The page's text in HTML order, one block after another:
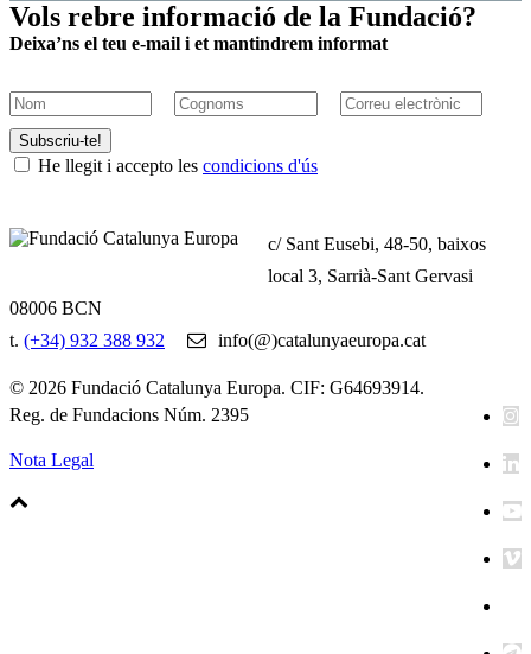
Vols rebre informació de la Fundació?
Deixa’ns el teu e-mail i et mantindrem informat
Subscriu-te!
He llegit i accepto les condicions d'ús
c/ Sant Eusebi, 48-50, baixos
local 3, Sarrià-Sant Gervasi
08006 BCN
t. (+34) 932 388 932 info(@)catalunyaeuropa.cat
© 2026 Fundació Catalunya Europa. CIF: G64693914.
Reg. de Fundacions Núm. 2395
Nota Legal